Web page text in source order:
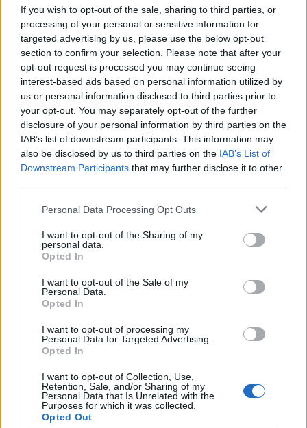
If you wish to opt-out of the sale, sharing to third parties, or
processing of your personal or sensitive information for
targeted advertising by us, please use the below opt-out
section to confirm your selection. Please note that after your
opt-out request is processed you may continue seeing
interest-based ads based on personal information utilized by
us or personal information disclosed to third parties prior to
your opt-out. You may separately opt-out of the further
disclosure of your personal information by third parties on the
IAB’s list of downstream participants. This information may
also be disclosed by us to third parties on the IAB’s List of
Downstream Participants that may further disclose it to other
Please note that this website/app uses one or more Google
not limited to your visit or usage behaviour. You may click to
grant or deny consent to Google and its third-party tags to
use your data for below specified purposes in below Google
consent section.
Personal Data Processing Opt Outs
I want to opt-out of the Sharing of my
personal data.
Opted In
I want to opt-out of the Sale of my
Personal Data.
Opted In
I want to opt-out of processing my
Personal Data for Targeted Advertising.
Opted In
I want to opt-out of Collection, Use,
Retention, Sale, and/or Sharing of my
Personal Data that Is Unrelated with the
Purposes for which it was collected.
Opted Out
AUTORE
Staff
Continua a leggere